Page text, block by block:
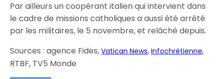
Par ailleurs un coopérant italien qui intervient dans
le cadre de missions catholiques a aussi été arrêté
par les militaires, le 5 novembre, et relâché depuis.
Sources : agence Fides,Vatican News,Infochrétienne,
RTBF, TV5 Monde